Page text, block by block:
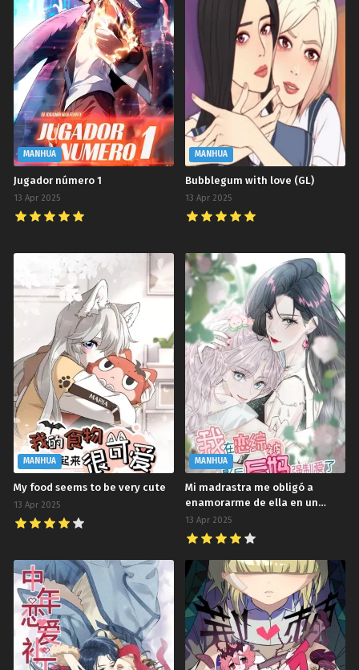
MANHUA
Jugador número 1
13 Apr 2025
MANHUA
Bubblegum with love (GL)
13 Apr 2025
MANHUA
My food seems to be very cute
13 Apr 2025
MANHUA
Mi madrastra me obligó a
enamorarme de ella en un
programa de romance
13 Apr 2025